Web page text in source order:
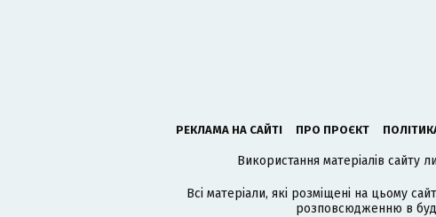
РЕКЛАМА НА САЙТІ ПРО ПРОЄКТ
Використання матеріалів сайту
Всі матеріали, які розміщені на цьому
розповсюдженню в